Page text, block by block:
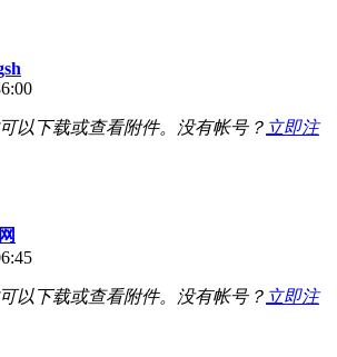
以下载或查看附件。没有帐号？ 立即注
以下载或查看附件。没有帐号？ 立即注